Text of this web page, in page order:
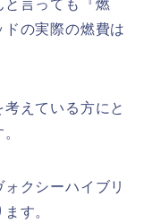
と言っても『燃
の実際の燃費は
えている方にと
クシーハイブリ
す。